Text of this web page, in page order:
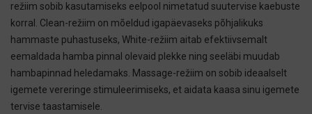
režiim sobib kasutamiseks eelpool nimetatud suutervise kaebuste
korral. Clean-režiim on mõeldud igapäevaseks põhjalikuks
hammaste puhastuseks, White-režiim aitab efektiivsemalt
eemaldada hamba pinnal olevaid plekke ning seeläbi muudab
hambapinnad heledamaks. Massage-režiim on sobib ideaalselt
igemete vereringe stimuleerimiseks, et aidata kaasa sinu igemete
tervise taastamisele.